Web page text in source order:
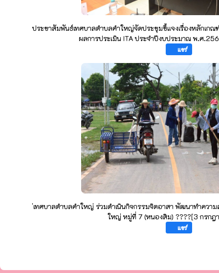
ประชาสัมพันธ์เทศบาลตำบลคำใหญ่จัดประชุมชี้แจงเรื่องหลักเกณ
ผลการประเมิน ITA ประจำปีงบประมาณ พ.ศ
แชร์
เทศบาลตำบลคำใหญ่ ร่วมดำเนินกิจกรรมจิตอาสา พัฒนาทำควา
ใหญ่ หมู่ที่ 7 (หนองสิม) ????[3 กรก
แชร์